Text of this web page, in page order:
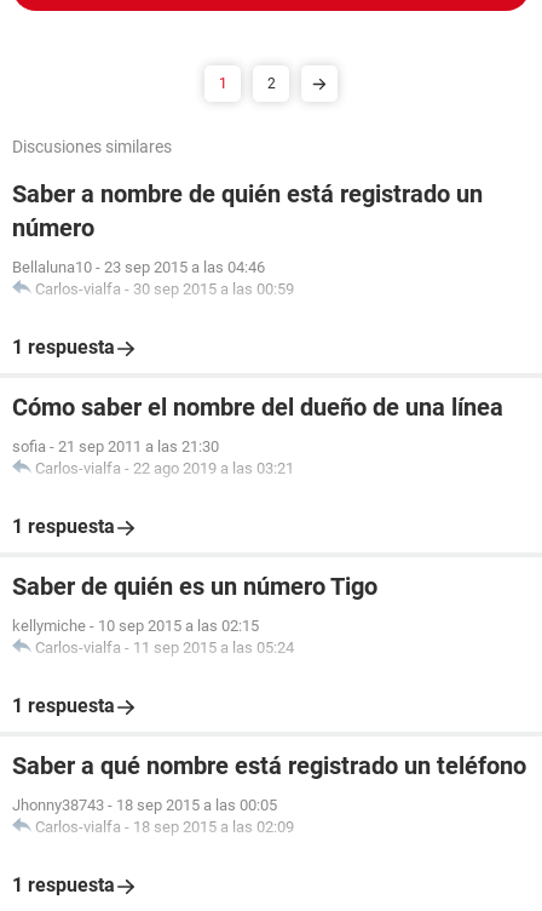
1 2
Discusiones similares
Saber a nombre de quién está registrado un
número
Bellaluna10 - 23 sep 2015 a las 04:46
Carlos-vialfa - 30 sep 2015 a las 00:59
1 respuesta
Cómo saber el nombre del dueño de una línea
sofia - 21 sep 2011 a las 21:30
Carlos-vialfa - 22 ago 2019 a las 03:21
1 respuesta
Saber de quién es un número Tigo
kellymiche - 10 sep 2015 a las 02:15
Carlos-vialfa - 11 sep 2015 a las 05:24
1 respuesta
Saber a qué nombre está registrado un teléfono
Jhonny38743 - 18 sep 2015 a las 00:05
Carlos-vialfa - 18 sep 2015 a las 02:09
1 respuesta